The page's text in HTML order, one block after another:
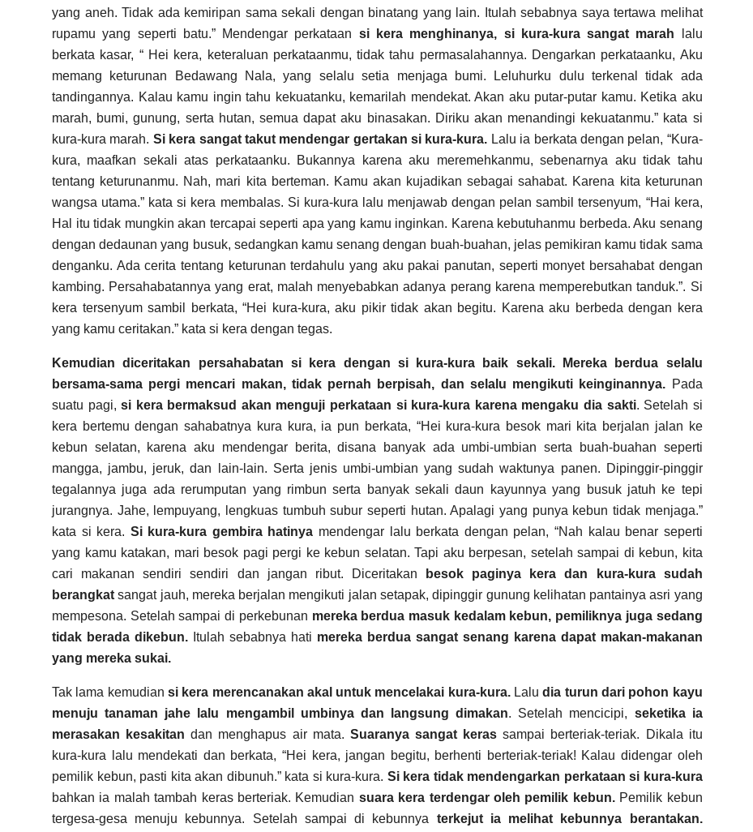
yang aneh. Tidak ada kemiripan sama sekali dengan binatang yang lain. Itulah sebabnya saya tertawa melihat
rupamu yang seperti batu.” Mendengar perkataan si kera menghinanya, si kura-kura sangat marah
lalu
berkata kasar, “ Hei kera, keteraluan perkataanmu, tidak tahu permasalahannya. Dengarkan perkataanku, Aku
memang keturunan Bedawang Nala, yang selalu setia menjaga bumi. Leluhurku dulu terkenal tidak ada
tandingannya. Kalau kamu ingin tahu kekuatanku, kemarilah mendekat. Akan aku putar-putar kamu. Ketika aku
marah, bumi, gunung, serta hutan, semua dapat aku binasakan. Diriku akan menandingi kekuatanmu.” kata si
kura-kura marah. Si kera sangat takut mendengar gertakan si kura-kura. Lalu ia berkata dengan pelan, “Kura-
kura, maafkan sekali atas perkataanku. Bukannya karena aku meremehkanmu, sebenarnya aku tidak tahu
tentang keturunanmu. Nah, mari kita berteman. Kamu akan kujadikan sebagai sahabat. Karena kita keturunan
wangsa utama.” kata si kera membalas. Si kura-kura lalu menjawab dengan pelan sambil tersenyum, “Hai kera,
Hal itu tidak mungkin akan tercapai seperti apa yang kamu inginkan. Karena kebutuhanmu berbeda. Aku senang
dengan dedaunan yang busuk, sedangkan kamu senang dengan buah-buahan, jelas pemikiran kamu tidak sama
denganku. Ada cerita tentang keturunan terdahulu yang aku pakai panutan, seperti monyet bersahabat dengan
kambing. Persahabatannya yang erat, malah menyebabkan adanya perang karena memperebutkan tanduk.”. Si
kera tersenyum sambil berkata, “Hei kura-kura, aku pikir tidak akan begitu. Karena aku berbeda dengan kera
yang kamu ceritakan.” kata si kera dengan tegas.
Kemudian diceritakan persahabatan si kera dengan si kura-kura baik sekali. Mereka berdua selalu
bersama-sama pergi mencari makan, tidak pernah berpisah, dan selalu mengikuti keinginannya. Pada
suatu pagi,si kera bermaksud akan menguji perkataan si kura-kura karena mengaku dia sakti. Setelah si
kera bertemu dengan sahabatnya kura kura, ia pun berkata, “Hei kura-kura besok mari kita berjalan jalan ke
kebun selatan, karena aku mendengar berita, disana banyak ada umbi-umbian serta buah-buahan seperti
mangga, jambu, jeruk, dan lain-lain. Serta jenis umbi-umbian yang sudah waktunya panen. Dipinggir-pinggir
tegalannya juga ada rerumputan yang rimbun serta banyak sekali daun kayunnya yang busuk jatuh ke tepi
jurangnya. Jahe, lempuyang, lengkuas tumbuh subur seperti hutan. Apalagi yang punya kebun tidak menjaga.”
kata si kera. Si kura-kura gembira hatinya mendengar lalu berkata dengan pelan, “Nah kalau benar seperti
yang kamu katakan, mari besok pagi pergi ke kebun selatan. Tapi aku berpesan, setelah sampai di kebun, kita
cari makanan sendiri sendiri dan jangan ribut.
Diceritakan
besok paginya kera dan kura-kura sudah
berangkat sangat jauh, mereka berjalan mengikuti jalan setapak, dipinggir gunung kelihatan pantainya asri yang
mempesona. Setelah sampai di perkebunan mereka berdua masuk kedalam kebun, pemiliknya juga sedang
tidak berada dikebun.Itulah sebabnya hati mereka berdua sangat senang karena dapat makan-makanan
yang mereka sukai.
Tak lama kemudian si kera merencanakan akal untuk mencelakai kura-kura.Laludia turun dari pohon kayu
menuju tanaman jahe lalu mengambil umbinya dan langsung dimakan. Setelah mencicipi, seketika ia
merasakan kesakitan dan menghapus air mata. Suaranya sangat keras sampai berteriak-teriak. Dikala itu
kura-kura lalu mendekati dan berkata, “Hei kera, jangan begitu, berhenti berteriak-teriak! Kalau didengar oleh
pemilik kebun, pasti kita akan dibunuh.” kata si kura-kura. Si kera tidak mendengarkan perkataan si kura-kura
bahkan ia malah tambah keras berteriak. Kemudian suara kera terdengar oleh pemilik kebun.Pemilik kebun
tergesa-gesa menuju kebunnya. Setelah sampai di kebunnya terkejut ia melihat kebunnya berantakan.